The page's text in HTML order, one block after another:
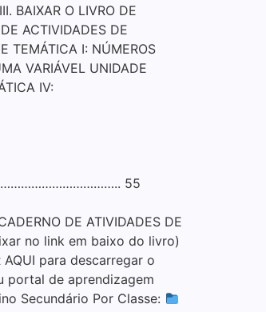
III. BAIXAR O LIVRO DE
ACTIVIDADES DE
I: NÚMEROS
VARIÁVEL UNIDADE
IV:
55
DE ATIVIDADES DE
no link em baixo do livro)
AQUI para descarregar o
portal de aprendizagem
Secundário Por Classe: